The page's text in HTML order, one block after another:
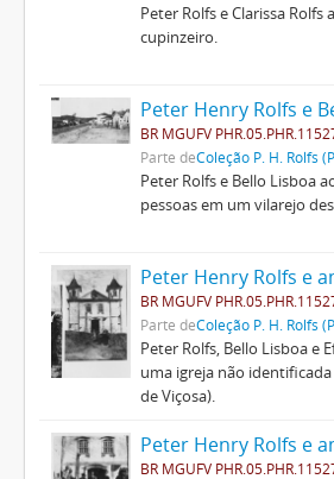
Peter Rolfs e Clarissa Rolfs
cupinzeiro.
Peter Henry Rolfs e
BR MGUFV
Parte deColeção P. H. Rolfs
Peter Rolfs e Bello Lisboa
pessoas em um vilarejo
BR MGUFV
Parte deColeção P. H. Rolfs
Peter Rolfs, Bello Lisboa e
uma igreja não
de Viçosa).
Peter Henry Rolfs e
BR MGUFV